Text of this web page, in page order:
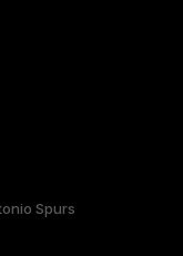
Spurs